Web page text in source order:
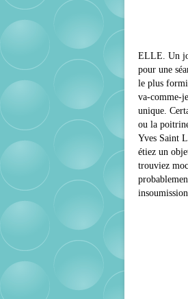
ELLE. Un
pour une
le plus
va-comme-
unique.
ou la
Yves Saint
étiez un
trouviez